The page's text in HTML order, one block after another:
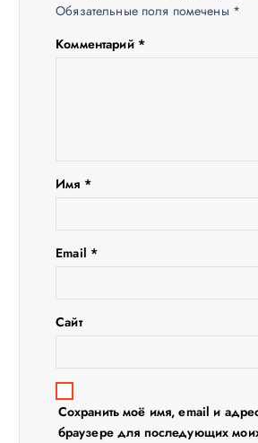
Обязательные поля помечены *
Комментарий *
Имя *
Email *
Сайт
Сохранить моё имя, email и
браузере для последующих